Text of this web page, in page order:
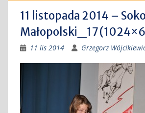
11 listopada 2014 –
Małopolski_17
11 lis 2014 Grzegorz